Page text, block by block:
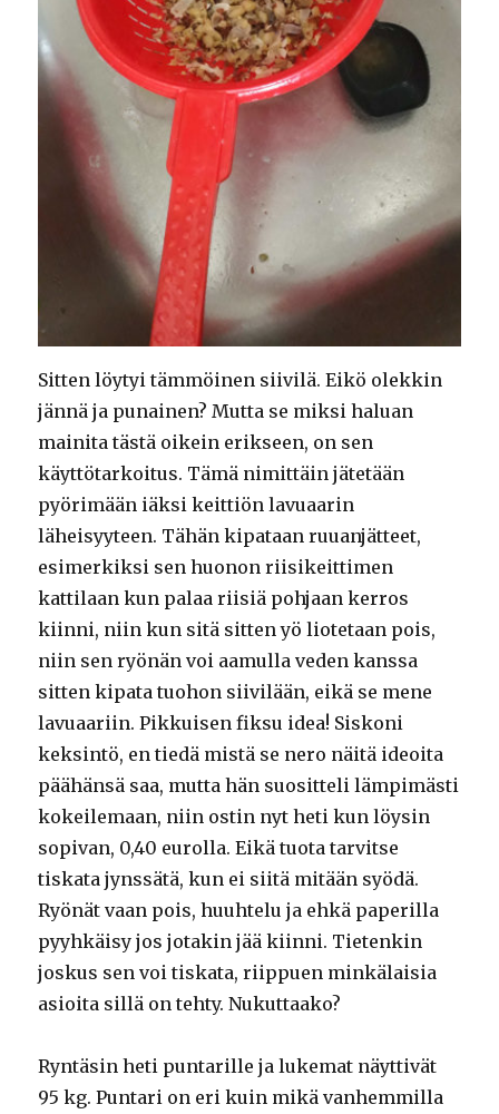
Sitten löytyi tämmöinen siivilä. Eikö olekkin
jännä ja punainen? Mutta se miksi haluan
mainita tästä oikein erikseen, on sen
käyttötarkoitus. Tämä nimittäin jätetään
pyörimään iäksi keittiön lavuaarin
läheisyyteen. Tähän kipataan ruuanjätteet,
esimerkiksi sen huonon riisikeittimen
kattilaan kun palaa riisiä pohjaan kerros
kiinni, niin kun sitä sitten yö liotetaan pois,
niin sen ryönän voi aamulla veden kanssa
sitten kipata tuohon siivilään, eikä se mene
lavuaariin. Pikkuisen fiksu idea! Siskoni
keksintö, en tiedä mistä se nero näitä ideoita
päähänsä saa, mutta hän suositteli lämpimästi
kokeilemaan, niin ostin nyt heti kun löysin
sopivan, 0,40 eurolla. Eikä tuota tarvitse
tiskata jynssätä, kun ei siitä mitään syödä.
Ryönät vaan pois, huuhtelu ja ehkä paperilla
pyyhkäisy jos jotakin jää kiinni. Tietenkin
joskus sen voi tiskata, riippuen minkälaisia
asioita sillä on tehty. Nukuttaako?
Ryntäsin heti puntarille ja lukemat näyttivät
95 kg. Puntari on eri kuin mikä vanhemmilla